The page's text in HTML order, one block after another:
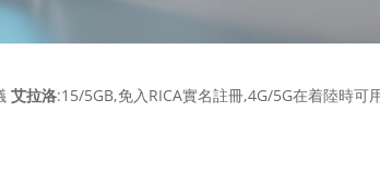
艾拉洛:15/5GB,免入RICA實名註冊,4G/5G在着陸時可